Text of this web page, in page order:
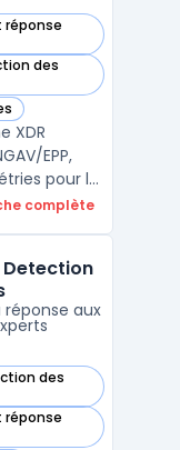
réponse
des
XDR
EPP,
pour la
collecte
xdr
complète
aux
des
and Services dans
réponse
and Services dans